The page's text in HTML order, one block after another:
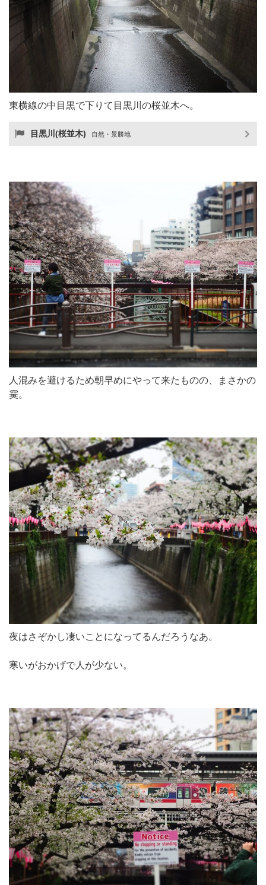
東横線の中目黒で下りて目黒川の桜並木へ。
目黒川(桜並木) 自然・景勝地
人混みを避けるため朝早めにやって来たものの、まさかの
霙。
夜はさぞかし凄いことになってるんだろうなあ。
寒いがおかげで人が少ない。